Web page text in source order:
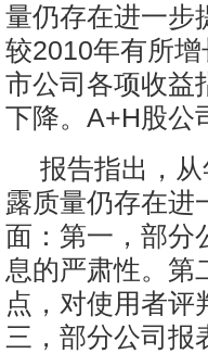
量仍存在进一步
较2010年有所
市公司各项收益
下降。A+H股公
报告指出，
露质量仍存在进
面：第一，部分
息的严肃性。第
点，对使用者评
三，部分公司报